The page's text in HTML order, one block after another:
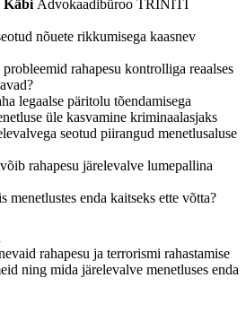
Käbi Advokaadibüroo TRINITI
nõuete rikkumisega kaasnev
rahapesu kontrolliga reaalses
legaalse päritolu tõendamisega
üle kasvamine kriminaalasjaks
seotud piirangud menetlusaluse
rahapesu järelevalve lumepallina
menetlustes enda kaitseks ette võtta?
rahapesu ja terrorismi rahastamise
ning mida järelevalve menetluses enda